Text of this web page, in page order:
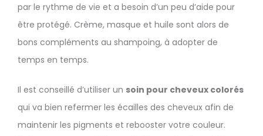
par le rythme de vie et a besoin d’un peu d’aide pour
être protégé. Crème, masque et huile sont alors de
bons compléments au shampoing, à adopter de
temps en temps.
Il est conseillé d’utiliser un soin pour cheveux colorés
qui va bien refermer les écailles des cheveux afin de
maintenir les pigments et rebooster votre couleur.